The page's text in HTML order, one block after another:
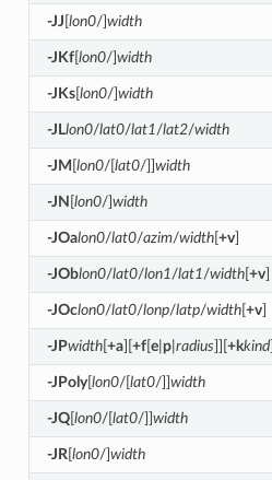
-JJ lon0/] width
-JKf[ lon0/] width
-JKs[ lon0/] width
-JLlon0/lat0/lat1/lat2/width
-JM lon0/[ lat0/]] width
-JN lon0/] width
-JOalon0/lat0/azim/width[ +v]
-JOblon0/lat0/lon1/lat1/width[ +v]
-JOclon0/lat0/lonp/latp/width[ +v]
-JPwidth[ +a][ +f[ e| p| radius +kkind][
-JPoly[ lon0/[ lat0/]] width
-JQ[ lon0/[ lat0/]] width
-JR[ lon0/] width